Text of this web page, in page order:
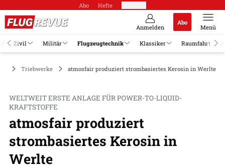
Abo Hefte
Anmelden
Abo
Menü
Zivil Militär Flugzeugtechnik Klassiker Raumfahrt
Triebwerke atmosfair produziert strombasiertes Kerosin in Werlte
WELTWEIT ERSTE ANLAGE FÜR POWER-TO-LIQUID-
KRAFTSTOFFE
atmosfair produziert
strombasiertes Kerosin in
Werlte